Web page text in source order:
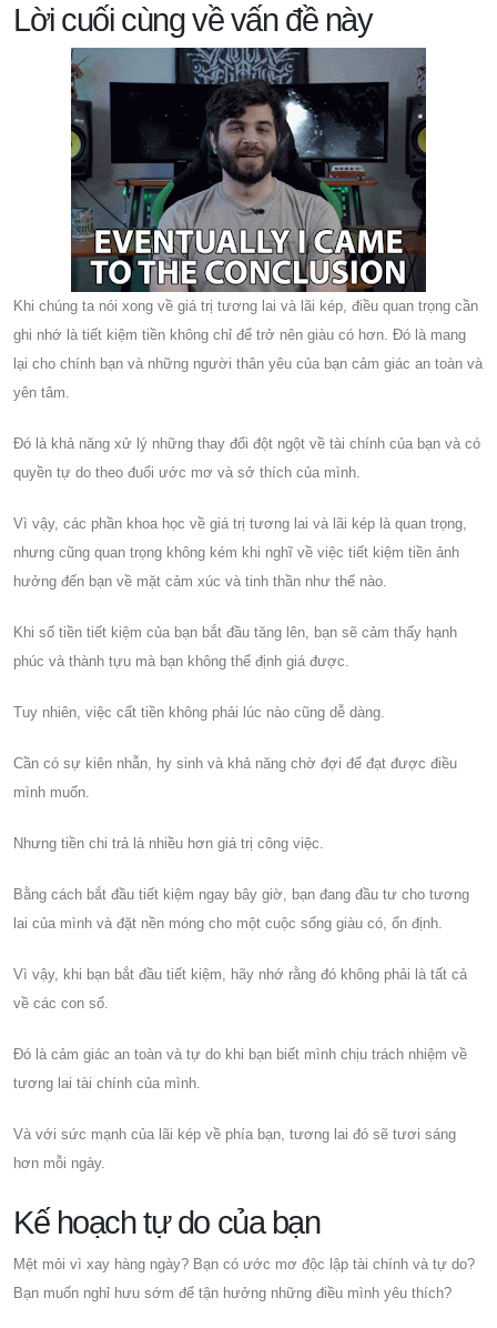
Lời cuối cùng về vấn đề này
Khi chúng ta nói xong về giá trị tương lai và lãi kép, điều quan trọng cần
ghi nhớ là tiết kiệm tiền không chỉ để trở nên giàu có hơn. Đó là mang
lại cho chính bạn và những người thân yêu của bạn cảm giác an toàn và
yên tâm.
Đó là khả năng xử lý những thay đổi đột ngột về tài chính của bạn và có
quyền tự do theo đuổi ước mơ và sở thích của mình.
Vì vậy, các phần khoa học về giá trị tương lai và lãi kép là quan trọng,
nhưng cũng quan trọng không kém khi nghĩ về việc tiết kiệm tiền ảnh
hưởng đến bạn về mặt cảm xúc và tinh thần như thế nào.
Khi số tiền tiết kiệm của bạn bắt đầu tăng lên, bạn sẽ cảm thấy hạnh
phúc và thành tựu mà bạn không thể định giá được.
Tuy nhiên, việc cất tiền không phải lúc nào cũng dễ dàng.
Cần có sự kiên nhẫn, hy sinh và khả năng chờ đợi để đạt được điều
mình muốn.
Nhưng tiền chi trả là nhiều hơn giá trị công việc.
Bằng cách bắt đầu tiết kiệm ngay bây giờ, bạn đang đầu tư cho tương
lai của mình và đặt nền móng cho một cuộc sống giàu có, ổn định.
Vì vậy, khi bạn bắt đầu tiết kiệm, hãy nhớ rằng đó không phải là tất cả
về các con số.
Đó là cảm giác an toàn và tự do khi bạn biết mình chịu trách nhiệm về
tương lai tài chính của mình.
Và với sức mạnh của lãi kép về phía bạn, tương lai đó sẽ tươi sáng
hơn mỗi ngày.
Kế hoạch tự do của bạn
Mệt mỏi vì xay hàng ngày? Bạn có ước mơ độc lập tài chính và tự do?
Bạn muốn nghỉ hưu sớm để tận hưởng những điều mình yêu thích?